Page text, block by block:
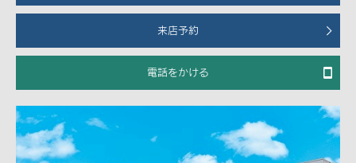
来店予約
電話をかける